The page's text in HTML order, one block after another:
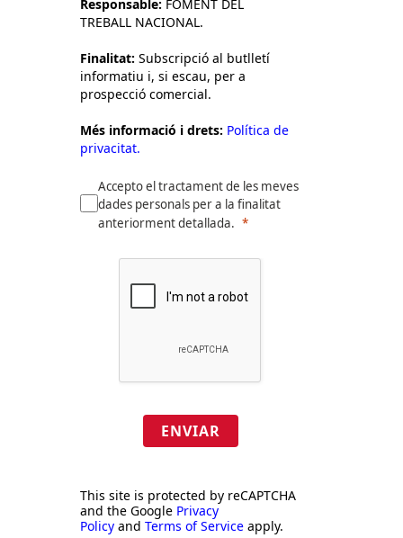
Responsable: FOMENT DEL
TREBALL NACIONAL.
Finalitat: Subscripció al butlletí
informatiu i, si escau, per a
prospecció comercial.
Més informació i drets: Política de
privacitat.
Accepto el tractament de les meves
dades personals per a la finalitat
anteriorment detallada.
ENVIAR
This site is protected by reCAPTCHA
and the Google Privacy
Policy and Terms of Service apply.